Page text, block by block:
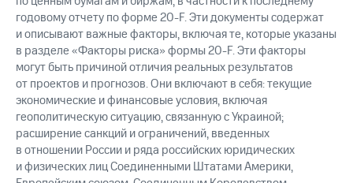
годовому отчету по форме 20-F. Эти документы содержат
и описывают важные факторы, включая те, которые указаны
в разделе «Факторы риска» формы 20-F. Эти факторы
могут быть причиной отличия реальных результатов
от проектов и прогнозов. Они включают в себя: текущие
экономические и финансовые условия, включая
геополитическую ситуацию, связанную с Украиной;
расширение санкций и ограничений, введенных
в отношении России и ряда российских юридических
и физических лиц Соединенными Штатами Америки,